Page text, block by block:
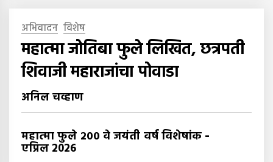
अभिवादन विशेष
महात्मा जोतिबा फुले लिखित, छत्रपती
शिवाजी महाराजांचा पोवाडा
अनिल चव्हाण
महात्मा फुले २०० वे जयंती वर्ष विशेषांक -
एप्रिल 2026